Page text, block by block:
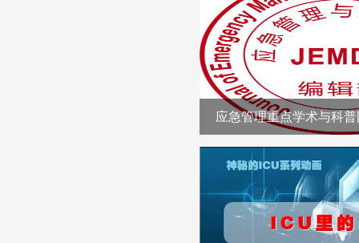
应急管理重点学术与科